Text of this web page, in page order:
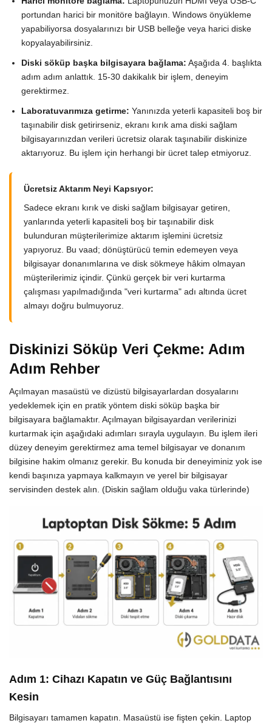
portundan harici bir monitöre bağlayın. Windows önyükleme
yapabiliyorsa dosyalarınızı bir USB belleğe veya harici diske
kopyalayabilirsiniz.
Diski söküp başka bilgisayara bağlama: Aşağıda 4. başlıkta
adım adım anlattık. 15-30 dakikalık bir işlem, deneyim
gerektirmez.
Laboratuvarımıza getirme: Yanınızda yeterli kapasiteli boş bir
taşınabilir disk getirirseniz, ekranı kırık ama diski sağlam
bilgisayarınızdan verileri ücretsiz olarak taşınabilir diskinize
aktarıyoruz. Bu işlem için herhangi bir ücret talep etmiyoruz.
Ücretsiz Aktarım Neyi Kapsıyor:
Sadece ekranı kırık ve diski sağlam bilgisayar getiren,
yanlarında yeterli kapasiteli boş bir taşınabilir disk
bulunduran müşterilerimize aktarım işlemini ücretsiz
yapıyoruz. Bu vaad; dönüştürücü temin edemeyen veya
bilgisayar donanımlarına ve disk sökmeye hâkim olmayan
müşterilerimiz içindir. Çünkü gerçek bir veri kurtarma
çalışması yapılmadığında "veri kurtarma" adı altında ücret
almayı doğru bulmuyoruz.
Diskinizi Söküp Veri Çekme: Adım
Adım Rehber
Açılmayan masaüstü ve dizüstü bilgisayarlardan dosyalarını
yedeklemek için en pratik yöntem diski söküp başka bir
bilgisayara bağlamaktır. Açılmayan bilgisayardan verilerinizi
kurtarmak için aşağıdaki adımları sırayla uygulayın. Bu işlem ileri
düzey deneyim gerektirmez ama temel bilgisayar ve donanım
bilgisine hakim olmanız gerekir. Bu konuda bir deneyiminiz yok ise
kendi başınıza yapmaya kalkmayın ve yerel bir bilgisayar
servisinden destek alın. (Diskin sağlam olduğu vaka türlerinde)
Adım 1: Cihazı Kapatın ve Güç Bağlantısını
Kesin
Bilgisayarı tamamen kapatın. Masaüstü ise fişten çekin. Laptop